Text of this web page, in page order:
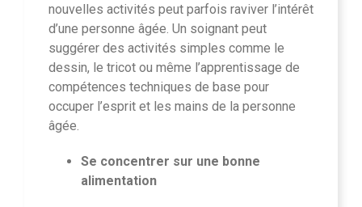
nouvelles activités peut parfois raviver l’intérêt
d’une personne âgée. Un soignant peut
suggérer des activités simples comme le
dessin, le tricot ou même l’apprentissage de
compétences techniques de base pour
occuper l’esprit et les mains de la personne
âgée.
Se concentrer sur une bonne
alimentation